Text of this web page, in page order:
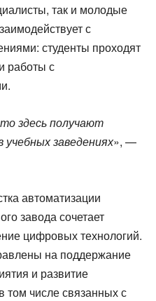
так и молодые
с
студенты проходят
работы с
здесь получают
заведениях», —
автоматизации
завода сочетает
цифровых технологий.
на поддержание
и развитие
том числе связанных с